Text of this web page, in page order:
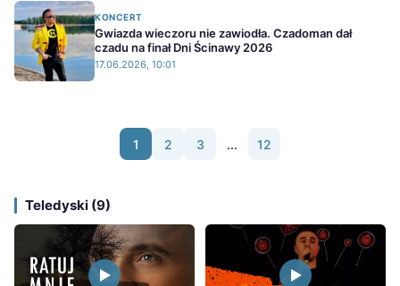
KONCERT
Gwiazda wieczoru nie zawiodła. Czadoman dał
czadu na finał Dni Ścinawy 2026
17.06.2026, 10:01
1 2 3 ... 12
Teledyski (9)